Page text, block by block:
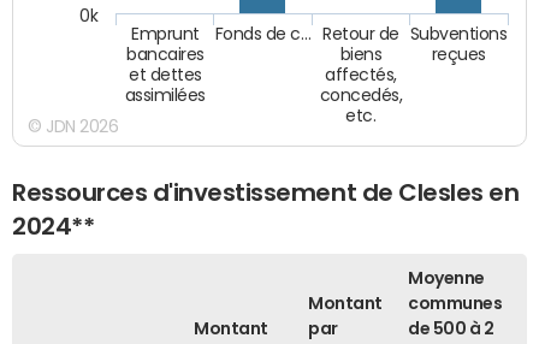
Emprunt
bancaires
et dettes
assimilées
Fonds de c…
Retour de
biens
affectés,
concedés,
etc.
Subventions
reçues
0k
© JDN 2026
Ressources d'investissement de Clesles en
2024**
Montant
Montant
par
Moyenne
communes
de 500 à 2